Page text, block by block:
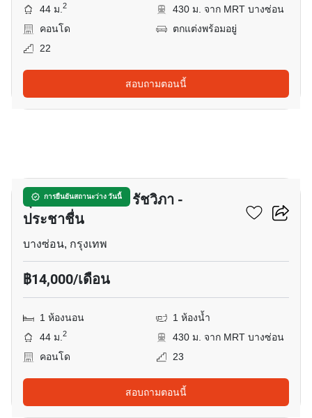
44 ม.2
430 ม. จาก MRT บางซ่อน
คอนโด
ตกแต่งพร้อมอยู่
22
สอบถามตอนนี้
การยืนยันสถานะว่าง วันนี้
ศุภาลัย เวอเรนด้า รัชวิภา -
ประชาชื่น
บางซ่อน, กรุงเทพ
฿14,000/เดือน
1 ห้องนอน
1 ห้องน้ำ
44 ม.2
430 ม. จาก MRT บางซ่อน
คอนโด
23
สอบถามตอนนี้